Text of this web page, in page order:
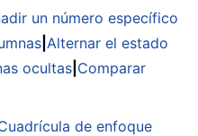
un número específico
Alternar el estado
ocultas Comparar
de enfoque